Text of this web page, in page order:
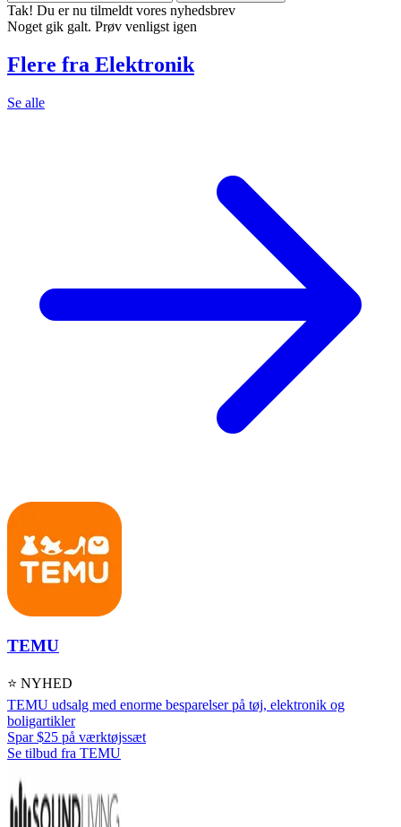
Tak! Du er nu tilmeldt vores nyhedsbrev
Noget gik galt. Prøv venligst igen
Flere fra Elektronik
Se alle
TEMU
⭐ NYHED
TEMU udsalg med enorme besparelser på tøj, elektronik og
boligartikler
Spar $25 på værktøjssæt
Se tilbud fra TEMU